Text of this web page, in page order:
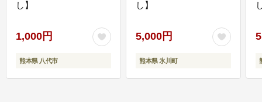
し】
1,000円
熊本県 八代市
し】
5,000円
熊本県 氷川町